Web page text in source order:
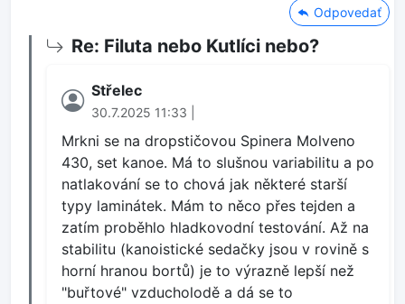
Odpovedať
Re: Filuta nebo Kutlíci nebo?
Střelec
30.7.2025 11:33 |
Mrkni se na dropstičovou Spinera Molveno
430, set kanoe. Má to slušnou variabilitu a po
natlakování se to chová jak některé starší
typy laminátek. Mám to něco přes tejden a
zatím proběhlo hladkovodní testování. Až na
stabilitu (kanoistické sedačky jsou v rovině s
horní hranou bortů) je to výrazně lepší než
"buřtové" vzducholodě a dá se to